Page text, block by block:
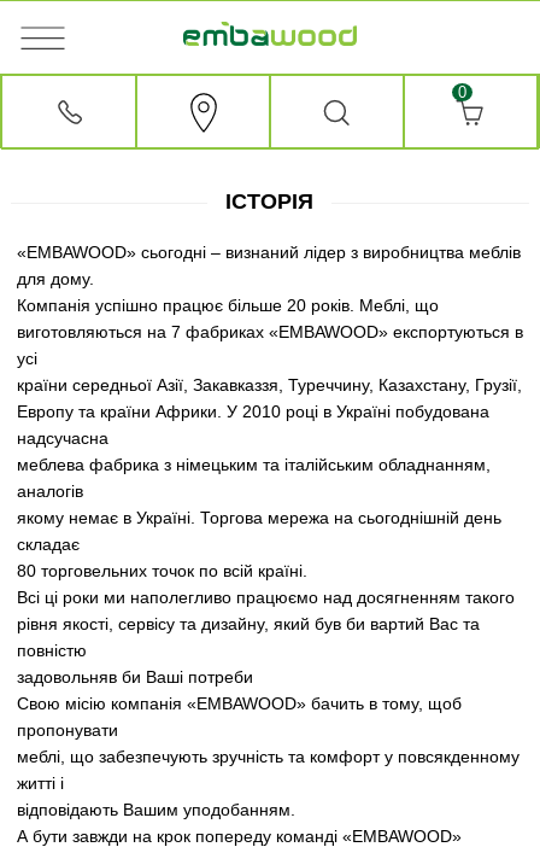
0
ІСТОРІЯ
«EMBAWOOD» сьогодні – визнаний лідер з виробництва меблів
для дому.
Компанія успішно працює більше 20 років. Меблі, що
виготовляються на 7 фабриках «EMBAWOOD» експортуються в
усі
країни середньої Азії, Закавказзя, Туреччину, Казахстану, Грузії,
Европу та країни Африки. У 2010 році в Україні побудована
надсучасна
меблева фабрика з німецьким та італійським обладнанням,
аналогів
якому немає в Україні. Торгова мережа на сьогоднішній день
складає
80 торговельних точок по всій країні.
Всі ці роки ми наполегливо працюємо над досягненням такого
рівня якості, сервісу та дизайну, який був би вартий Вас та
повністю
задовольняв би Ваші потреби
Свою місію компанія «EMBAWOOD» бачить в тому, щоб
пропонувати
меблі, що забезпечують зручність та комфорт у повсякденному
житті і
відповідають Вашим уподобанням.
А бути завжди на крок попереду команді «EMBAWOOD»